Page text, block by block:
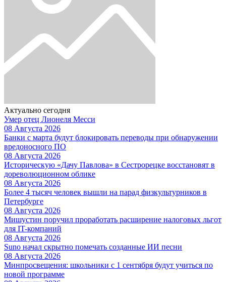
Актуально сегодня
Умер отец Лионеля Месси
08 Августа 2026
Банки с марта будут блокировать переводы при обнаружении
вредоносного ПО
08 Августа 2026
Историческую «Дачу Павлова» в Сестрорецке восстановят в
дореволюционном облике
08 Августа 2026
Более 4 тысяч человек вышли на парад физкультурников в
Петербурге
08 Августа 2026
Мишустин поручил проработать расширение налоговых льгот
для IT-компаний
08 Августа 2026
Suno начал скрытно помечать созданные ИИ песни
08 Августа 2026
Минпросвещения: школьники с 1 сентября будут учиться по
новой программе